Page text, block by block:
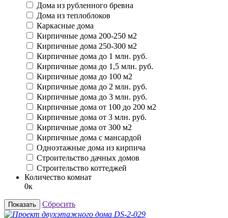
Дома из рубленного бревна
Дома из теплоблоков
Каркасные дома
Кирпичные дома 200-250 м2
Кирпичные дома 250-300 м2
Кирпичные дома до 1 млн. руб.
Кирпичные дома до 1,5 млн. руб.
Кирпичные дома до 100 м2
Кирпичные дома до 2 млн. руб.
Кирпичные дома до 3 млн. руб.
Кирпичные дома от 100 до 200 м2
Кирпичные дома от 3 млн. руб.
Кирпичные дома от 300 м2
Кирпичные дома с мансардой
Одноэтажные дома из кирпича
Строительство дачных домов
Строительство коттеджей
Количество комнат
0к
Показать Сбросить